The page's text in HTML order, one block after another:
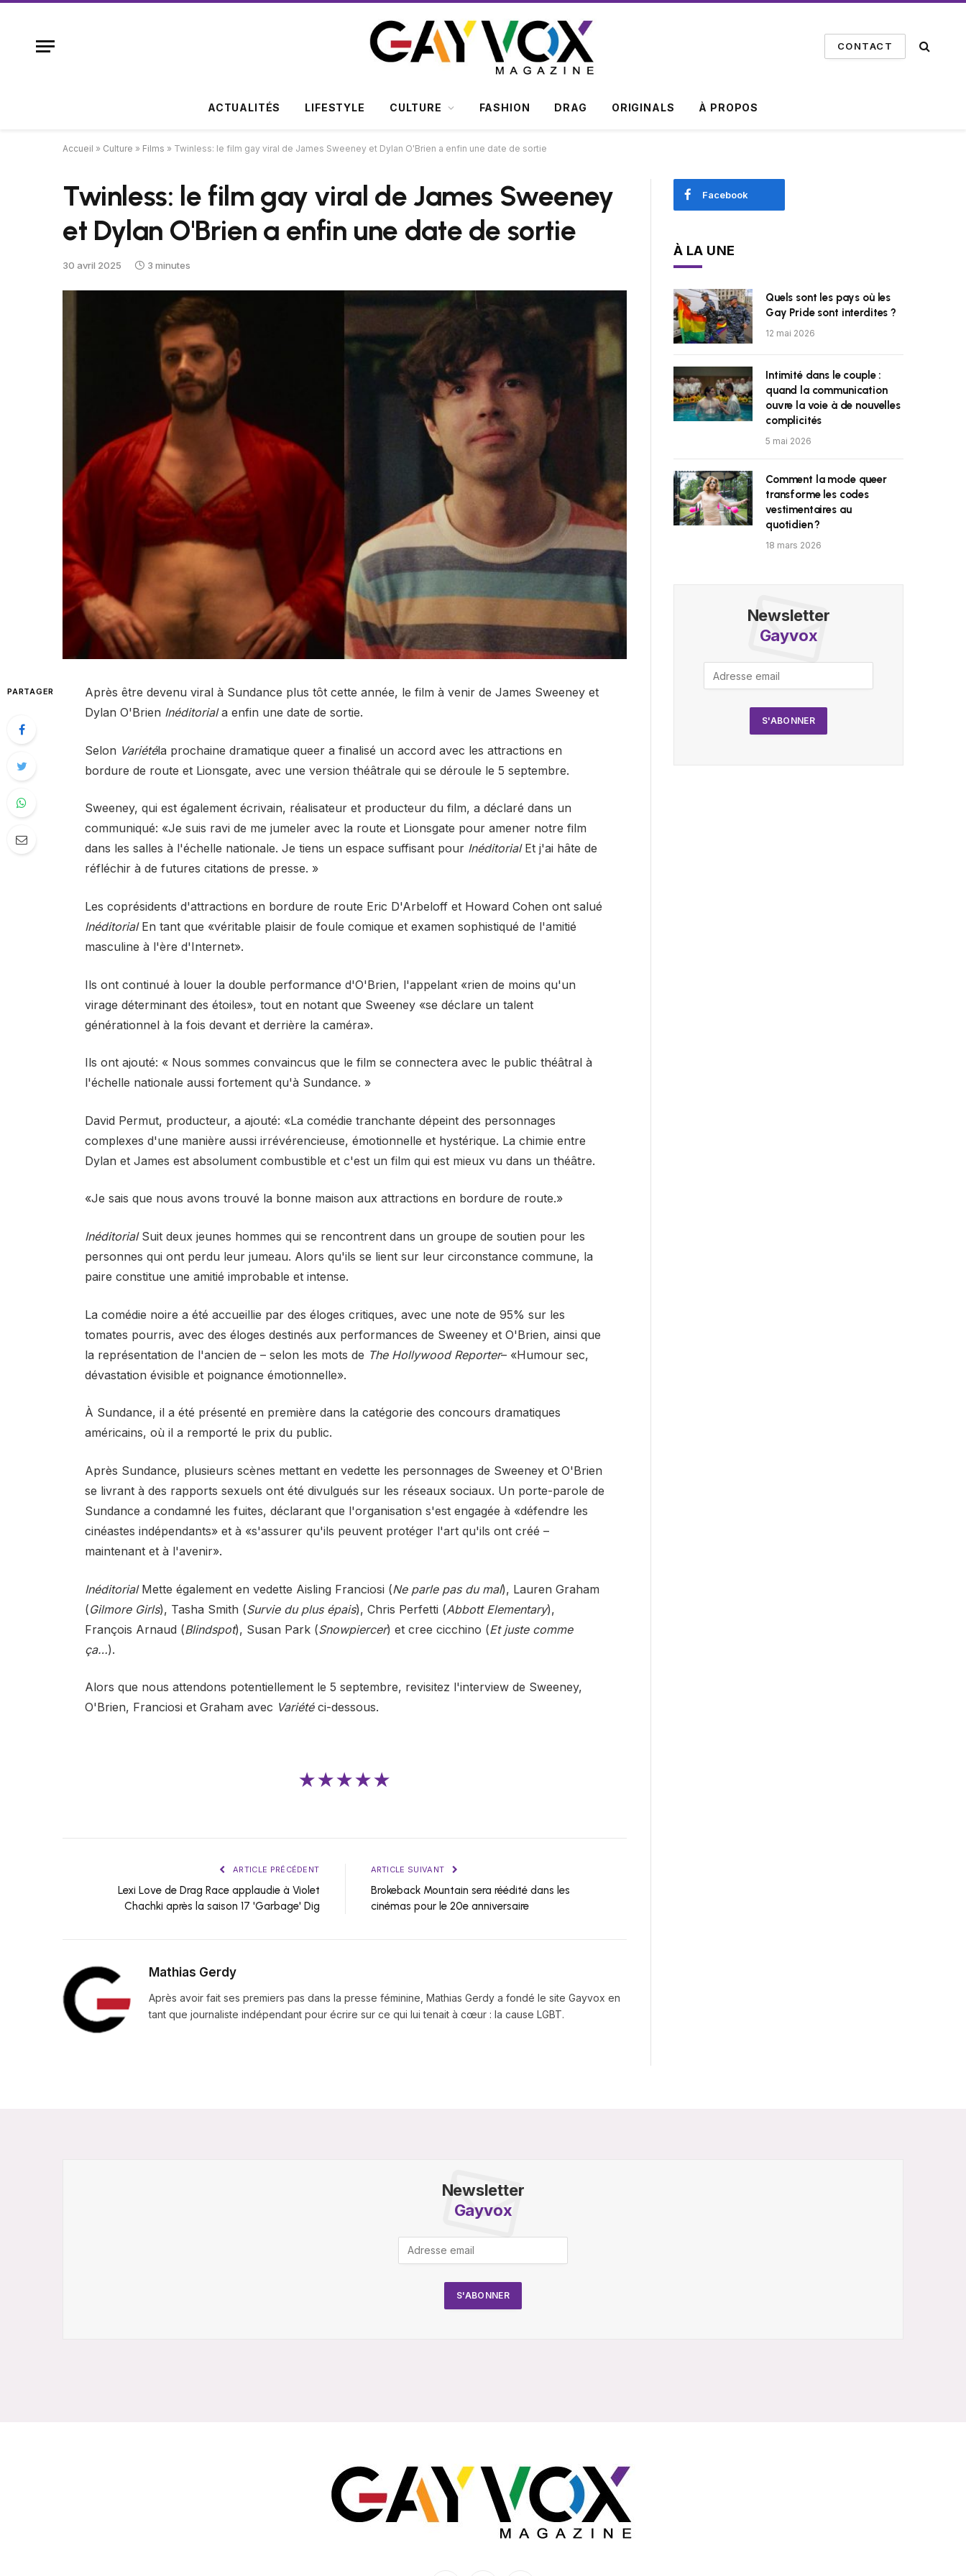
CONTACT
ACTUALITÉS LIFESTYLE CULTURE FASHION DRAG ORIGINALS À PROPOS
Accueil » Culture » Films » Twinless: le film gay viral de James Sweeney et Dylan O'Brien a enfin une date de sortie
Twinless: le film gay viral de James Sweeney
et Dylan O'Brien a enfin une date de sortie
30 avril 2025 3 minutes
PARTAGER
Après être devenu viral à Sundance plus tôt cette année, le film à venir de James Sweeney et
Dylan O'Brien Inéditoriala enfin une date de sortie.
Selon Variétéla prochaine dramatique queer a finalisé un accord avec les attractions en
bordure de route et Lionsgate, avec une version théâtrale qui se déroule le 5 septembre.
Sweeney, qui est également écrivain, réalisateur et producteur du film, a déclaré dans un
communiqué: «Je suis ravi de me jumeler avec la route et Lionsgate pour amener notre film
dans les salles à l'échelle nationale. Je tiens un espace suffisant pour InéditorialEt j'ai hâte de
réfléchir à de futures citations de presse. »
Les coprésidents d'attractions en bordure de route Eric D'Arbeloff et Howard Cohen ont salué
InéditorialEn tant que «véritable plaisir de foule comique et examen sophistiqué de l'amitié
masculine à l'ère d'Internet».
Ils ont continué à louer la double performance d'O'Brien, l'appelant «rien de moins qu'un
virage déterminant des étoiles», tout en notant que Sweeney «se déclare un talent
générationnel à la fois devant et derrière la caméra».
Ils ont ajouté: « Nous sommes convaincus que le film se connectera avec le public théâtral à
l'échelle nationale aussi fortement qu'à Sundance. »
David Permut, producteur, a ajouté: «La comédie tranchante dépeint des personnages
complexes d'une manière aussi irrévérencieuse, émotionnelle et hystérique. La chimie entre
Dylan et James est absolument combustible et c'est un film qui est mieux vu dans un théâtre.
«Je sais que nous avons trouvé la bonne maison aux attractions en bordure de route.»
InéditorialSuit deux jeunes hommes qui se rencontrent dans un groupe de soutien pour les
personnes qui ont perdu leur jumeau. Alors qu'ils se lient sur leur circonstance commune, la
paire constitue une amitié improbable et intense.
La comédie noire a été accueillie par des éloges critiques, avec une note de 95% sur les
tomates pourris, avec des éloges destinés aux performances de Sweeney et O'Brien, ainsi que
la représentation de l'ancien de – selon les mots de The Hollywood Reporter– «Humour sec,
dévastation évisible et poignance émotionnelle».
À Sundance, il a été présenté en première dans la catégorie des concours dramatiques
américains, où il a remporté le prix du public.
Après Sundance, plusieurs scènes mettant en vedette les personnages de Sweeney et O'Brien
se livrant à des rapports sexuels ont été divulgués sur les réseaux sociaux. Un porte-parole de
Sundance a condamné les fuites, déclarant que l'organisation s'est engagée à «défendre les
cinéastes indépendants» et à «s'assurer qu'ils peuvent protéger l'art qu'ils ont créé –
maintenant et à l'avenir».
InéditorialMette également en vedette Aisling Franciosi (Ne parle pas du mal), Lauren Graham
(Gilmore Girls), Tasha Smith (Survie du plus épais), Chris Perfetti (Abbott Elementary),
François Arnaud (Blindspot), Susan Park (Snowpiercer) et cree cicchino (Et juste comme
ça…).
Alors que nous attendons potentiellement le 5 septembre, revisitez l'interview de Sweeney,
O'Brien, Franciosi et Graham avec Variétéci-dessous.
★★★★★
ARTICLE PRÉCÉDENT
Lexi Love de Drag Race applaudie à Violet
Chachki après la saison 17 'Garbage' Dig
ARTICLE SUIVANT
Brokeback Mountain sera réédité dans les
cinémas pour le 20e anniversaire
Mathias Gerdy
Après avoir fait ses premiers pas dans la presse féminine, Mathias Gerdy a fondé le site Gayvox en
tant que journaliste indépendant pour écrire sur ce qui lui tenait à cœur : la cause LGBT.
Facebook
À LA UNE
Quels sont les pays où les
Gay Pride sont interdites ?
12 mai 2026
Intimité dans le couple :
quand la communication
ouvre la voie à de nouvelles
complicités
5 mai 2026
Comment la mode queer
transforme les codes
vestimentaires au
quotidien ?
18 mars 2026
Newsletter
Gayvox
Newsletter
Gayvox